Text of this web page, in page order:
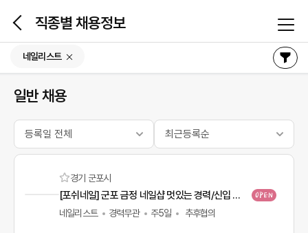
직종별 채용정보
네일리스트
일반 채용
경기 군포시
[포쉬네일] 군포 금정 네일샵 멋있는 경력/신입 네일리스트 모집해요-!!
네일리스트 경력무관 주5일 추후협의